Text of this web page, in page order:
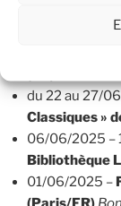
/ Quatuor
du 05 au 13/
du 22 au 27/
Classiques »
06/06/2025 –
Bibliothèque
01/06/2025 –